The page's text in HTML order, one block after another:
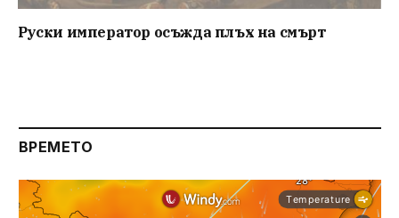
Руски император осъжда плъх на смърт
ВРЕМЕТО